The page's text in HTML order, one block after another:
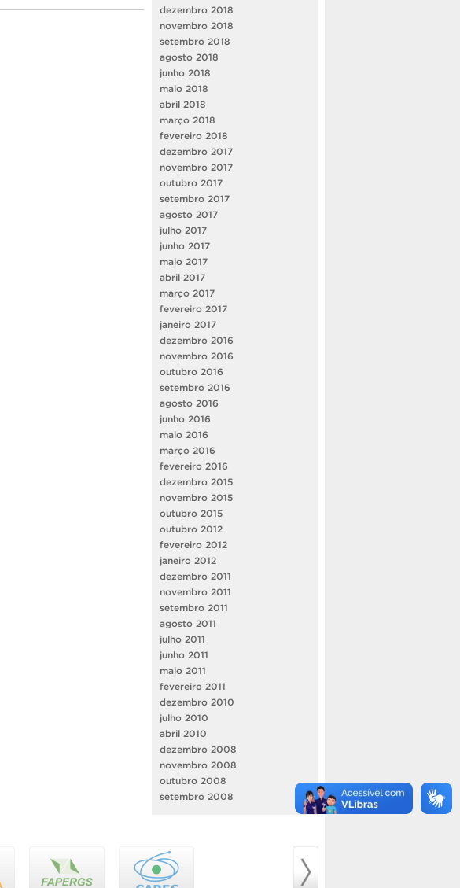
dezembro 2018
novembro 2018
setembro 2018
agosto 2018
junho 2018
maio 2018
abril 2018
março 2018
fevereiro 2018
dezembro 2017
novembro 2017
outubro 2017
setembro 2017
agosto 2017
julho 2017
junho 2017
maio 2017
abril 2017
março 2017
fevereiro 2017
janeiro 2017
dezembro 2016
novembro 2016
outubro 2016
setembro 2016
agosto 2016
junho 2016
maio 2016
março 2016
fevereiro 2016
dezembro 2015
novembro 2015
outubro 2015
outubro 2012
fevereiro 2012
janeiro 2012
dezembro 2011
novembro 2011
setembro 2011
agosto 2011
julho 2011
junho 2011
maio 2011
fevereiro 2011
dezembro 2010
julho 2010
abril 2010
dezembro 2008
novembro 2008
outubro 2008
setembro 2008